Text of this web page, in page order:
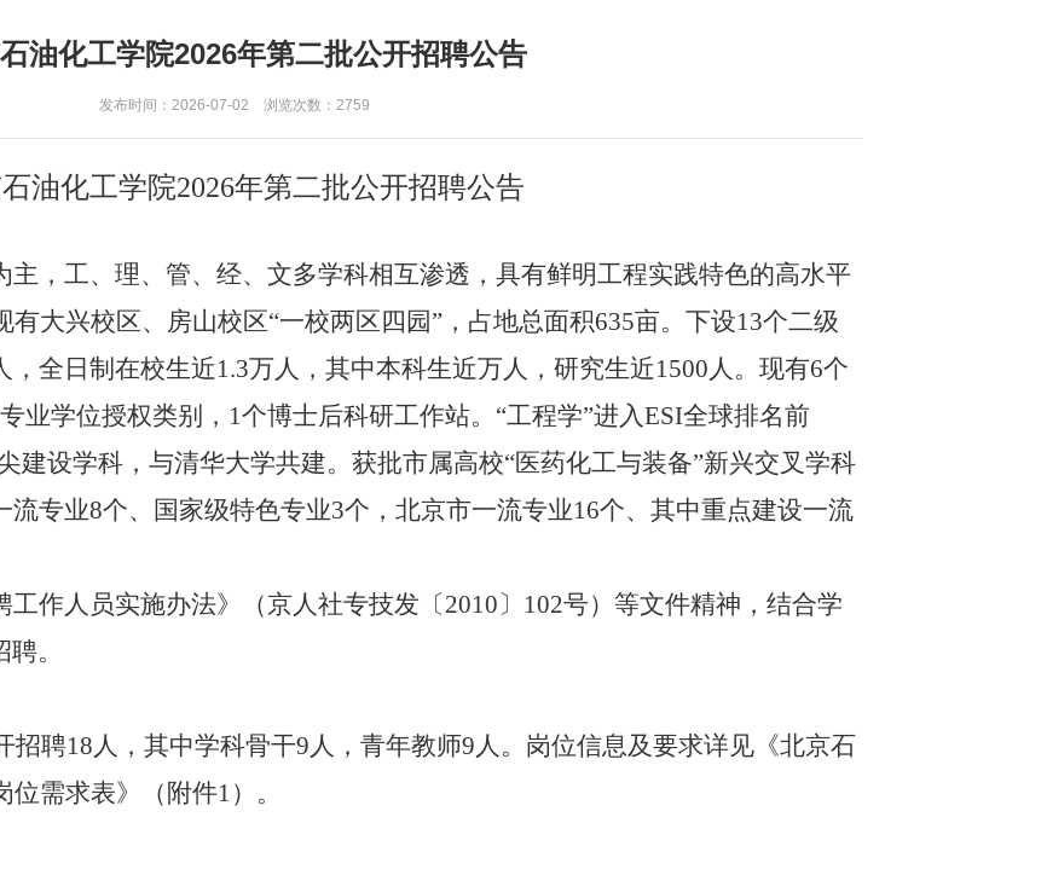
油化工学院2026年第二批公开招聘公告
发布时间：2026-07-02 浏览次数： 2759
油化工学院2026年第二批公开招聘公告
，工、理、管、经、文多学科相互渗透，具有鲜明工程实践特色的高水平
大兴校区、房山校区“一校两区四园”，占地总面积635亩。下设13个二级
全日制在校生近1.3万人，其中本科生近万人，研究生近1500人。现有6个
业学位授权类别，1个博士后科研工作站。“工程学”进入ESI全球排名前
建设学科，与清华大学共建。获批市属高校“医药化工与装备”新兴交叉学科
专业8个、国家级特色专业3个，北京市一流专业16个、其中重点建设一流
作人员实施办法》（京人社专技发〔2010〕102号）等文件精神，结合学
。
招聘18人，其中学科骨干9人，青年教师9人。岗位信息及要求详见《北京石
需求表》（附件1）。